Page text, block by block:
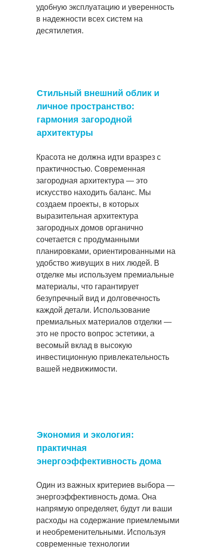
Один из важных критериев выбора —
энергоэффективность дома. Она
напрямую определяет, будут ли ваши
расходы на содержание приемлемыми
и необременительными. Используя
современные технологии
Экономия и экология:
практичная
энергоэффективность дома
Красота не должна идти вразрез с
практичностью. Современная
загородная архитектура — это
искусство находить баланс. Мы
создаем проекты, в которых
выразительная архитектура
загородных домов органично
сочетается с продуманными
планировками, ориентированными на
удобство живущих в них людей. В
отделке мы используем премиальные
материалы, что гарантирует
безупречный вид и долговечность
каждой детали. Использование
премиальных материалов отделки —
это не просто вопрос эстетики, а
весомый вклад в высокую
инвестиционную привлекательность
вашей недвижимости.
Стильный внешний облик и
личное пространство:
гармония загородной
архитектуры
удобную эксплуатацию и уверенность
в надежности всех систем на
десятилетия.